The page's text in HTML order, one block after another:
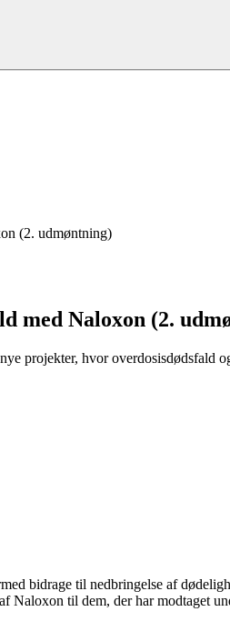
(2. udmøntning)
med Naloxon (2.
projekter, hvor
bidrage til nedbringelse af
Naloxon til dem, der har modtaget